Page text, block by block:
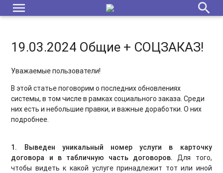
menu search
19.03.2024 Общие + СОЦЗАКАЗ!
Уважаемые пользователи!
В этой статье поговорим о последних обновлениях
системы, в том числе в рамках социального заказа. Среди
них есть и небольшие правки, и важные доработки. О них
подробнее.
1. Выведен уникальный номер услуги в карточку
договора и в табличную часть договоров.Для того,
чтобы видеть к какой услуге принадлежит тот или иной